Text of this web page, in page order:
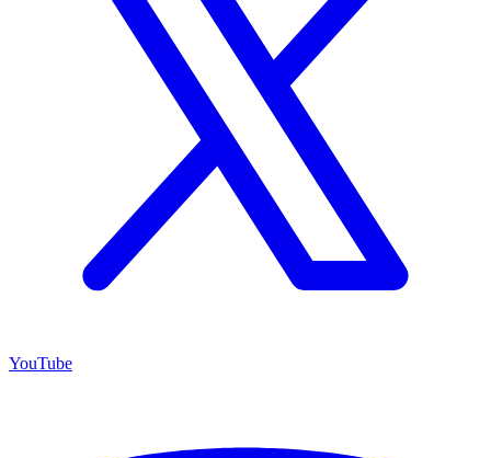
YouTube